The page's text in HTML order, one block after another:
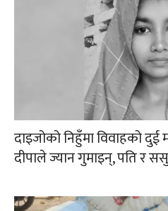
दाइजोको निहुँमा विवाहको दुई
दीपाले ज्यान गुमाइन्, पति र